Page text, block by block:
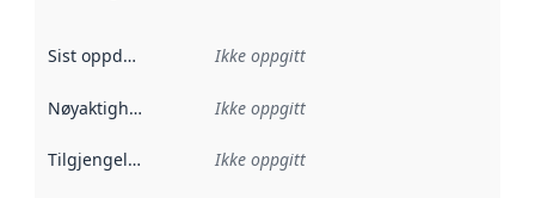
Sist oppdatert Ikke oppgitt
Nøyaktighet Ikke oppgitt
Tilgjengelighet Ikke oppgitt